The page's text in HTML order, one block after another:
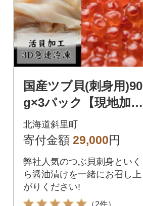
国産ツブ貝(刺身用)90
g×3パック【現地加工
品】と鮭卵いくら醤油
漬け200g×1箱
北海道斜里町
寄付金額 29,000円
弊社人気のつぶ貝刺身といく
ら醤油漬けを一緒にお召し上
がりください!
（2件）